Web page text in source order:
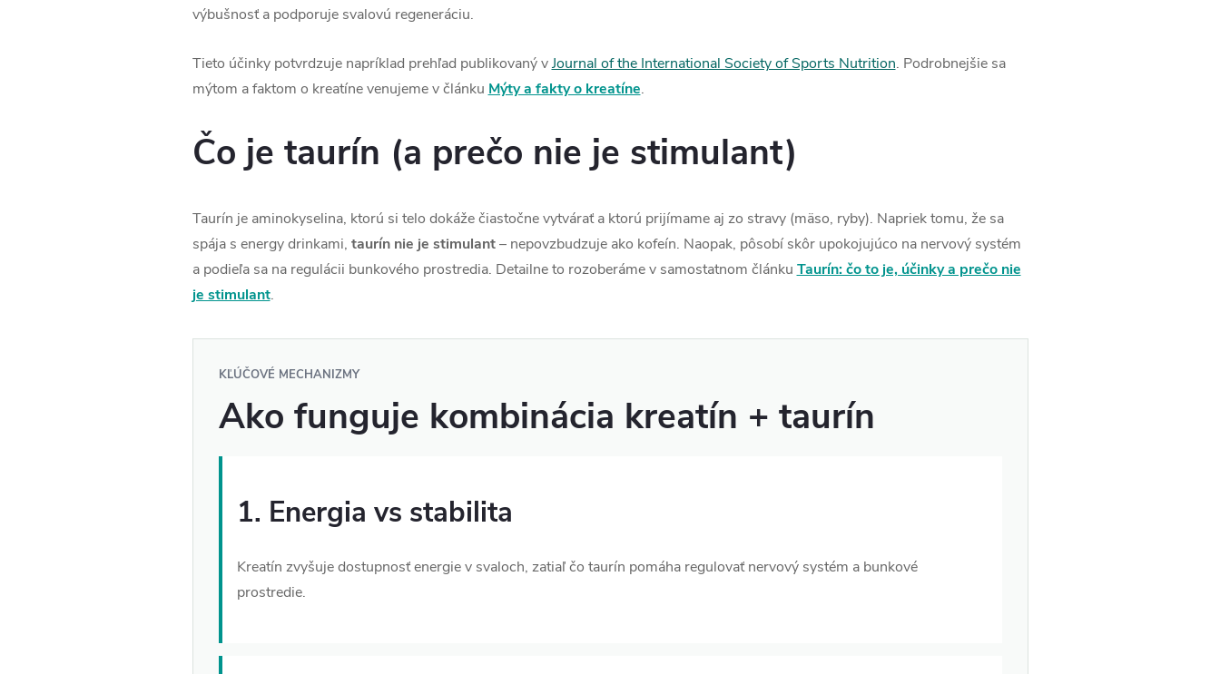
výbušnosť a podporuje svalovú regeneráciu.
Tieto účinky potvrdzuje napríklad prehľad publikovaný vJournal of the International Society of Sports Nutrition. Podrobnejšie sa
mýtom a faktom o kreatíne venujeme v článku Mýty a fakty o kreatíne.
Čo je taurín (a prečo nie je stimulant)
Taurín je aminokyselina, ktorú si telo dokáže čiastočne vytvárať a ktorú prijímame aj zo stravy (mäso, ryby). Napriek tomu, že sa
spája s energy drinkami, taurín nie je stimulant– nepovzbudzuje ako kofeín. Naopak, pôsobí skôr upokojujúco na nervový systém
a podieľa sa na regulácii bunkového prostredia. Detailne to rozoberáme v samostatnom článku Taurín: čo to je, účinky a prečo nie
je stimulant.
KĽÚČOVÉ MECHANIZMY
Ako funguje kombinácia kreatín + taurín
1. Energia vs stabilita
Kreatín zvyšuje dostupnosť energie v svaloch, zatiaľ čo taurín pomáha regulovať nervový systém a bunkové
prostredie.